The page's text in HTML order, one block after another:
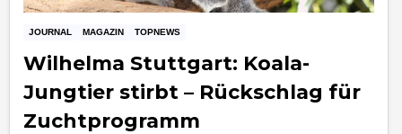
JOURNAL MAGAZIN TOPNEWS
Wilhelma Stuttgart: Koala-
Jungtier stirbt – Rückschlag für
Zuchtprogramm